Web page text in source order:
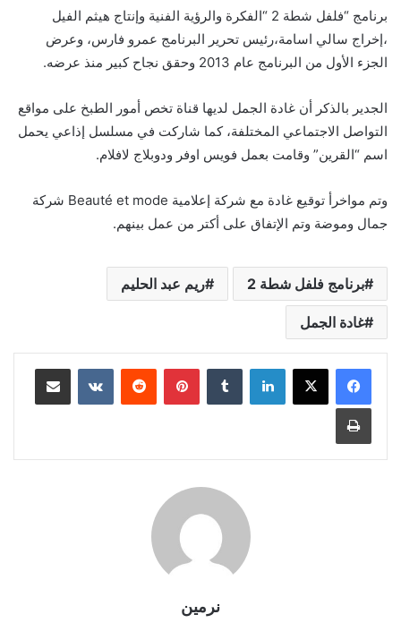
برنامج “فلفل شطة 2 “الفكرة والرؤية الفنية وإنتاج هيثم الفيل
،إخراج سالي اسامة،رئيس تحرير البرنامج عمرو فارس، وعرض
الجزء الأول من البرنامج عام 2013 وحقق نجاح كبير منذ عرضه.
الجدير بالذكر أن غادة الجمل لديها قناة تخص أمور الطبخ على مواقع
التواصل الاجتماعي المختلفة، كما شاركت في مسلسل إذاعي يحمل
اسم “القرين” وقامت بعمل فويس اوفر ودوبلاج لافلام.
وتم مواخرأ توقيع غادة مع شركة إعلامية Beauté et mode شركة
جمال وموضة وتم الإتفاق على أكتر من عمل بينهم.
برنامج فلفل شطة 2 ريم عبد الحليم
غادة الجمل
لينكدإن بينتيريست مشاركة عبر البريد
طباعة
نرمين